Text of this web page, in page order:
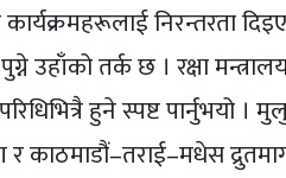
निरन्तरता
उहाँको तर्क छ । रक्षा
हुने स्पष्ट पार्नुभयो ।
काठमाडौं–तराई–मधेस